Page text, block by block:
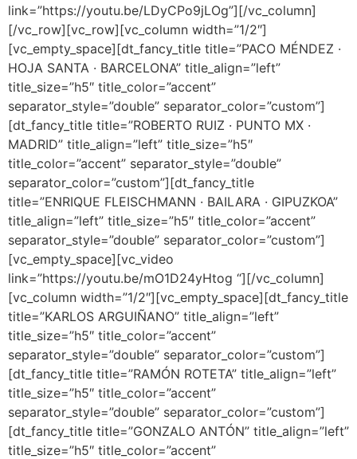
link=”https://youtu.be/LDyCPo9jLOg”][/vc_column]
[/vc_row][vc_row][vc_column width=”1/2″]
[vc_empty_space][dt_fancy_title title=”PACO MÉNDEZ ·
HOJA SANTA · BARCELONA” title_align=”left”
title_size=”h5″ title_color=”accent”
separator_style=”double” separator_color=”custom”]
[dt_fancy_title title=”ROBERTO RUIZ · PUNTO MX ·
MADRID” title_align=”left” title_size=”h5″
title_color=”accent” separator_style=”double”
separator_color=”custom”][dt_fancy_title
title=”ENRIQUE FLEISCHMANN · BAILARA · GIPUZKOA”
title_align=”left” title_size=”h5″ title_color=”accent”
separator_style=”double” separator_color=”custom”]
[vc_empty_space][vc_video
link=”https://youtu.be/mO1D24yHtog “][/vc_column]
[vc_column width=”1/2″][vc_empty_space][dt_fancy_title
title=”KARLOS ARGUIÑANO” title_align=”left”
title_size=”h5″ title_color=”accent”
separator_style=”double” separator_color=”custom”]
[dt_fancy_title title=”RAMÓN ROTETA” title_align=”left”
title_size=”h5″ title_color=”accent”
separator_style=”double” separator_color=”custom”]
[dt_fancy_title title=”GONZALO ANTÓN” title_align=”left”
title_size=”h5″ title_color=”accent”